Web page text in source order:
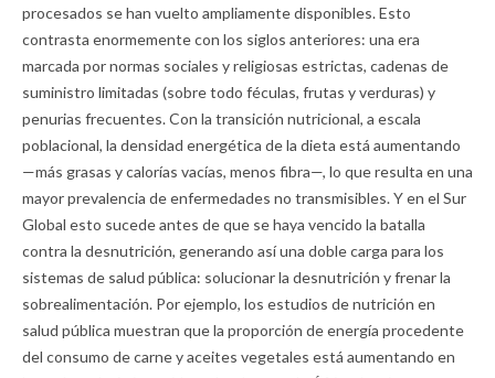
procesados se han vuelto ampliamente disponibles. Esto
contrasta enormemente con los siglos anteriores: una era
marcada por normas sociales y religiosas estrictas, cadenas de
suministro limitadas (sobre todo féculas, frutas y verduras) y
penurias frecuentes. Con la transición nutricional, a escala
poblacional, la densidad energética de la dieta está aumentando
—más grasas y calorías vacías, menos fibra—, lo que resulta en una
mayor prevalencia de enfermedades no transmisibles. Y en el Sur
Global esto sucede antes de que se haya vencido la batalla
contra la desnutrición, generando así una doble carga para los
sistemas de salud pública: solucionar la desnutrición y frenar la
sobrealimentación. Por ejemplo, los estudios de nutrición en
salud pública muestran que la proporción de energía procedente
del consumo de carne y aceites vegetales está aumentando en